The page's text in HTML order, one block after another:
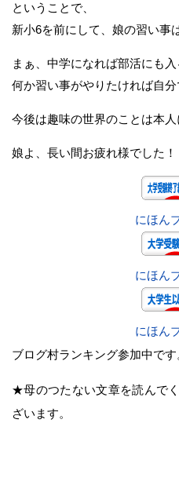
ということで、
新小6を前にして、娘の習い事
まぁ、中学になれば部活にも入
何か習い事がやりたければ自分
今後は趣味の世界のことは本人
娘よ、長い間お疲れ様でした！
にほん
にほん
にほん
ブログ村ランキング参加中です
★母のつたない文章を読んで
ざいます。